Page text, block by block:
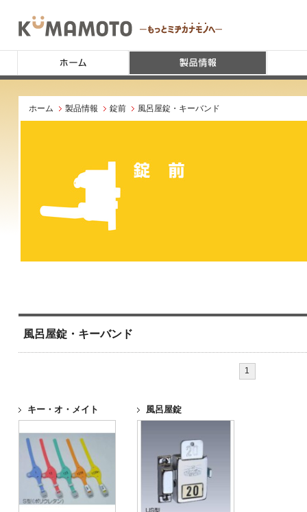
ホーム 製品情報 錠前 風呂屋錠・キーバンド
風呂屋錠・キーバンド
1
キー・オ・メイト 風呂屋錠